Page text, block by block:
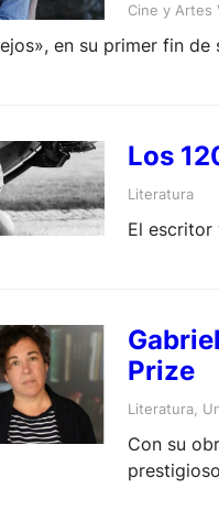
Cine y Artes
en su primer fin
Los
Literatura
El escritor
Prize
Literatura
Con su